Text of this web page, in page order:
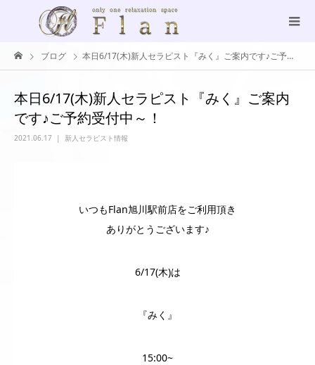
ブログ 本日6/17(木)新人セラピスト『みく』ご案内です♪ご予約受付中～！
本日6/17(木)新人セラピスト『みく』ご案内
です♪ご予約受付中～！
2021.06.17 新人セラピスト情報
いつもFlan旭川駅前店をご利用頂き
ありがとうございます♪
6/17(木)は
『みく』
15:00~